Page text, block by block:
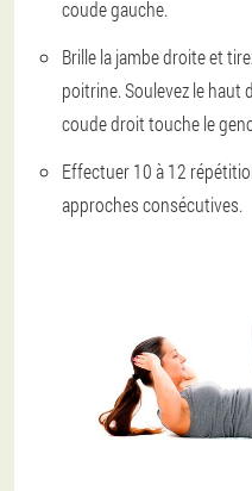
coude gauche.
Brille la jambe droite et
poitrine. Soulevez le haut
coude droit touche le
Effectuer 10 à 12
approches consécutives.